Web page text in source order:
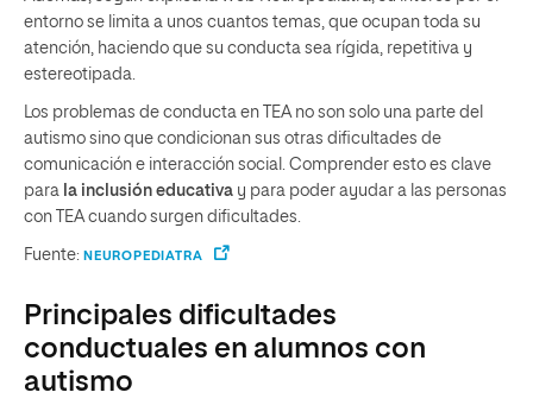
entorno se limita a unos cuantos temas, que ocupan toda su
atención, haciendo que su conducta sea rígida, repetitiva y
estereotipada.
Los problemas de conducta en TEA no son solo una parte del
autismo sino que condicionan sus otras dificultades de
comunicación e interacción social. Comprender esto es clave
para la inclusión educativa y para poder ayudar a las personas
con TEA cuando surgen dificultades.
Fuente: NEUROPEDIATRA
Principales dificultades
conductuales en alumnos con
autismo